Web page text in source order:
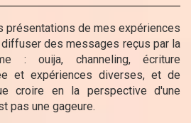
présentations de mes expériences
des messages reçus par la
: ouija, channeling, écriture
et expériences diverses, et de
croire en la perspective d'une
pas une gageure.